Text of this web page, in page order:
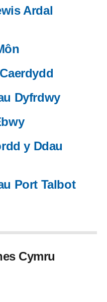
Ardal
Dyfrdwy
y Ddau
Port Talbot
Cymru